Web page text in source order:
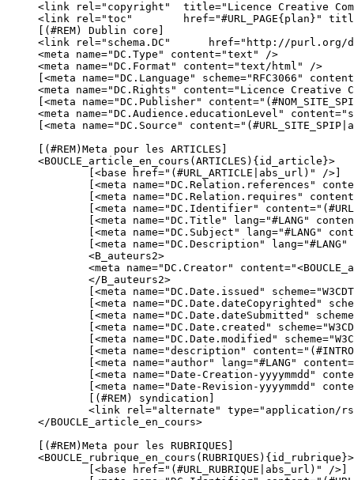
<link rel="copyright"  title="Licence Creative
<link rel="toc"        href="#URL_PAGE{plan}"
[(#REM) Dublin core]
<link rel="schema.DC"      href="http://purl.org/
<meta name="DC.Type" content="text" />
<meta name="DC.Format" content="text/html" />
[<meta name="DC.Language" scheme="RFC3066"
<meta name="DC.Rights" content="Licence
[<meta name="DC.Publisher"
<meta name="DC.Audience.educationLevel"
[<meta name="DC.Source"
[(#REM)Meta pour les ARTICLES]
<BOUCLE_article_en_cours(ARTICLES){id_article}>
</BOUCLE_article_en_cours>
[(#REM)Meta pour les RUBRIQUES]
<BOUCLE_rubrique_en_cours(RUBRIQUES){id_rubrique}>